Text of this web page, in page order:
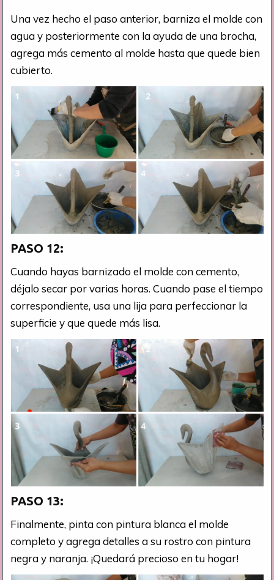
Una vez hecho el paso anterior, barniza el molde con
agua y posteriormente con la ayuda de una brocha,
agrega más cemento al molde hasta que quede bien
cubierto.
PASO 12:
Cuando hayas barnizado el molde con cemento,
déjalo secar por varias horas. Cuando pase el tiempo
correspondiente, usa una lija para perfeccionar la
superficie y que quede más lisa.
PASO 13:
Finalmente, pinta con pintura blanca el molde
completo y agrega detalles a su rostro con pintura
negra y naranja. ¡Quedará precioso en tu hogar!